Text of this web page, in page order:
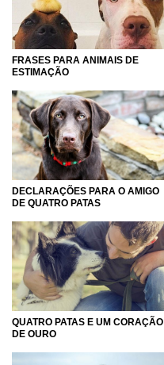
FRASES PARA ANIMAIS DE
ESTIMAÇÃO
DECLARAÇÕES PARA O AMIGO
DE QUATRO PATAS
QUATRO PATAS E UM CORAÇÃO
DE OURO